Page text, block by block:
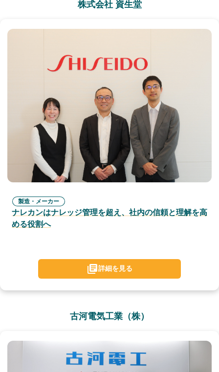
株式会社 資生堂
製造・メーカー
ナレカンはナレッジ管理を超え、社内の信頼と理解を高
める役割へ
詳細を見る
古河電気工業（株）